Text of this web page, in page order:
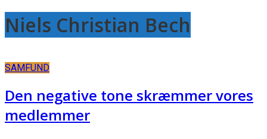
Niels Christian Bech
SAMFUND
Den negative tone skræmmer vores
medlemmer